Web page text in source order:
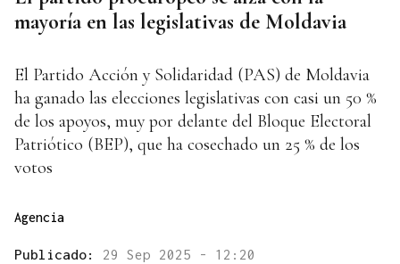
mayoría en las legislativas de Moldavia
El Partido Acción y Solidaridad (PAS) de Moldavia
ha ganado las elecciones legislativas con casi un 50 %
de los apoyos, muy por delante del Bloque Electoral
Patriótico (BEP), que ha cosechado un 25 % de los
votos
Agencia
Publicado: 29 Sep 2025 - 12:20